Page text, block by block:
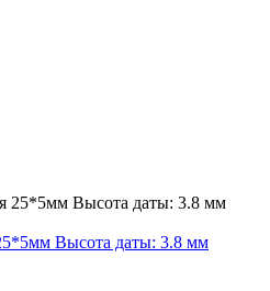
Высота даты: 3.8 мм